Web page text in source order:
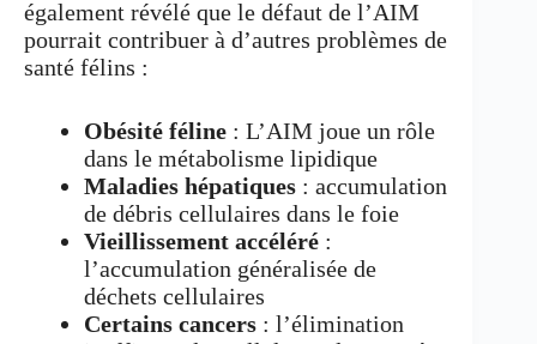
également révélé que le défaut de l’AIM
pourrait contribuer à d’autres problèmes de
santé félins :
Obésité féline : L’AIM joue un rôle
dans le métabolisme lipidique
Maladies hépatiques : accumulation
de débris cellulaires dans le foie
Vieillissement accéléré :
l’accumulation généralisée de
déchets cellulaires
Certains cancers : l’élimination